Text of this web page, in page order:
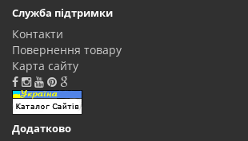
Служба підтримки
Контакти
Повернення товару
Карта сайту
Додатково